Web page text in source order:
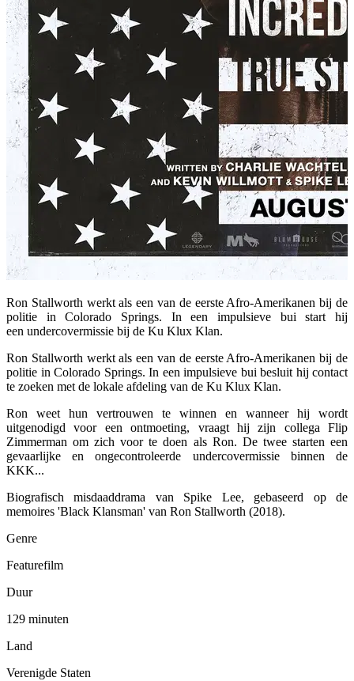
Ron Stallworth werkt als een van de eerste Afro-Amerikanen bij de
politie in Colorado Springs. In een impulsieve bui start hij
een undercovermissie bij de Ku Klux Klan.
Ron Stallworth werkt als een van de eerste Afro-Amerikanen bij de
politie in Colorado Springs. In een impulsieve bui besluit hij contact
te zoeken met de lokale afdeling van de Ku Klux Klan.
Ron weet hun vertrouwen te winnen en wanneer hij wordt
uitgenodigd voor een ontmoeting, vraagt hij zijn collega Flip
Zimmerman om zich voor te doen als Ron. De twee starten een
gevaarlijke en ongecontroleerde undercovermissie binnen de
KKK...
Biografisch misdaaddrama van Spike Lee, gebaseerd op de
memoires 'Black Klansman' van Ron Stallworth (2018).
Genre
Featurefilm
Duur
129 minuten
Land
Verenigde Staten